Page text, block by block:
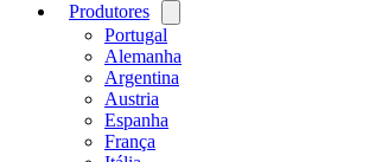
Produtores
menu
Portugal
Alemanha
Argentina
Austria
Espanha
França